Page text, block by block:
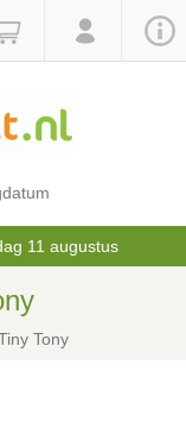
11 augustus
Tony